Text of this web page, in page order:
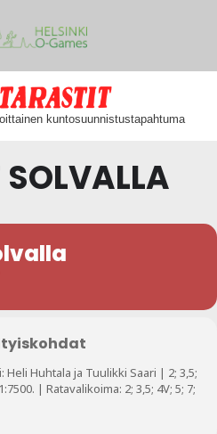
kuntosuunnistustapahtuma
Huhtala ja Tuulikki Saari | 2; 3,5;
| Ratavalikoima: 2; 3,5; 4V; 5; 7;